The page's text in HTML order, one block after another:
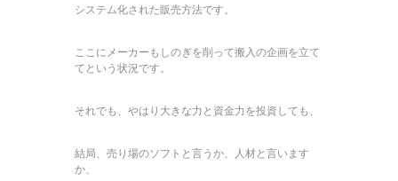
システム化された販売方法です。
ここにメーカーもしのぎを削って搬入の企画を立て
てという状況です。
それでも、やはり大きな力と資金力を投資しても、
結局、売り場のソフトと言うか、人材と言います
か、